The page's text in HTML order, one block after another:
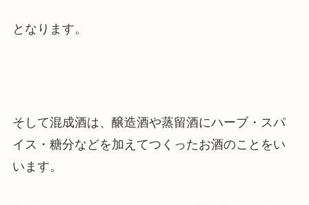
となります。
そして混成酒は、醸造酒や蒸留酒にハーブ・スパ
イス・糖分などを加えてつくったお酒のことをい
います。